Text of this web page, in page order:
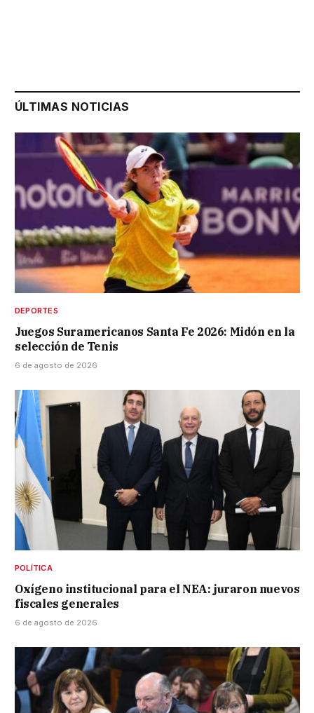
ÚLTIMAS NOTICIAS
DEPORTES
Juegos Suramericanos Santa Fe 2026: Midón en la
selección de Tenis
6 de agosto de 2026
POLÍTICA
Oxígeno institucional para el NEA: juraron nuevos
fiscales generales
6 de agosto de 2026